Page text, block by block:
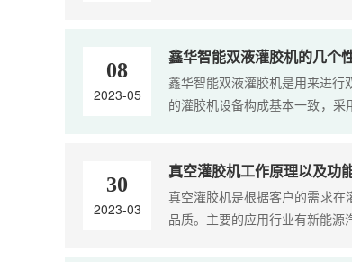
08
2023-05
鑫华智能双液灌胶机的几个
鑫华智能双液灌胶机是用来进
的灌胶机设备构成基本一致，采
30
2023-03
真空灌胶机工作原理以及功
真空灌胶机是根据客户的需求
品质。主要的应用行业有新能